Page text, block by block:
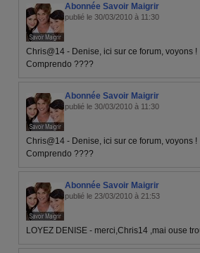
Abonnée Savoir Maigrir
publié le 30/03/2010 à 11:30
Chris@14 - Denise, ici sur ce forum, voyons
Comprendo ????
Abonnée Savoir Maigrir
publié le 30/03/2010 à 11:30
Chris@14 - Denise, ici sur ce forum, voyons
Comprendo ????
Abonnée Savoir Maigrir
publié le 23/03/2010 à 21:53
LOYEZ DENISE - merci,Chris14 ,mai ouse